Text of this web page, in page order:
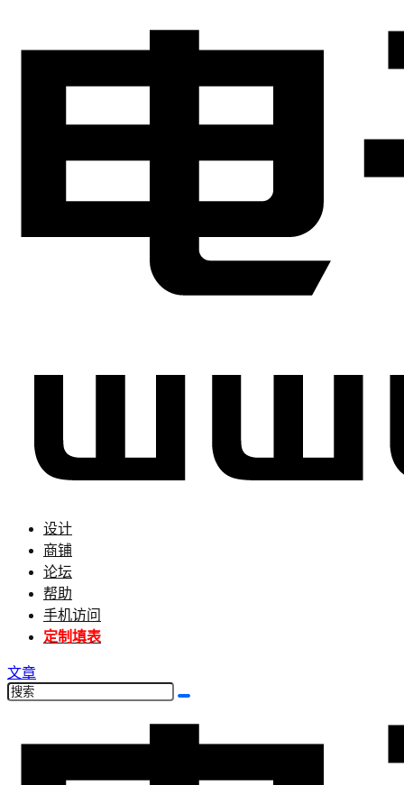
设计
商铺
论坛
帮助
手机访问
定制填表
文章